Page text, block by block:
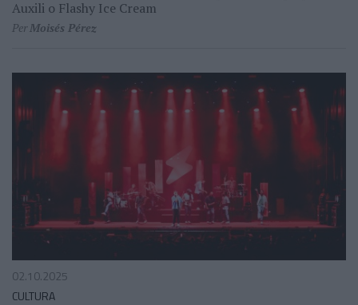
Auxili o Flashy Ice Cream
PerMoisés Pérez
02.10.2025
CULTURA